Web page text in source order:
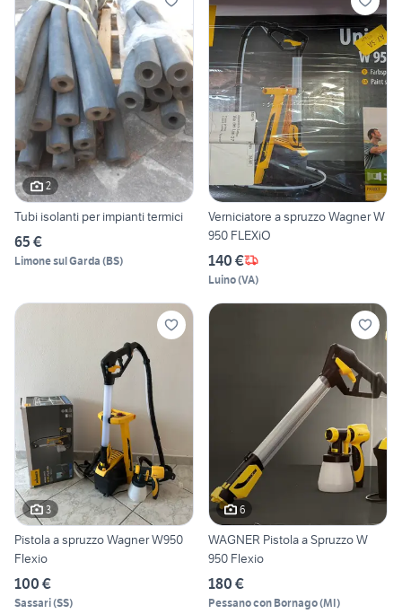
2
Tubi isolanti per impianti termici
65 €
Limone sul Garda (BS)
Verniciatore a spruzzo Wagner W
950 FLEXiO
140 €
Luino(VA)
3
Pistola a spruzzo Wagner W950
Flexio
100 €
Sassari(SS)
6
WAGNER Pistola a Spruzzo W
950 Flexio
180 €
Pessano con Bornago(MI)